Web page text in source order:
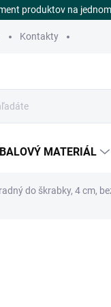
produktov na
Kontakty
MATERIÁL
do škrabky, 4 cm,